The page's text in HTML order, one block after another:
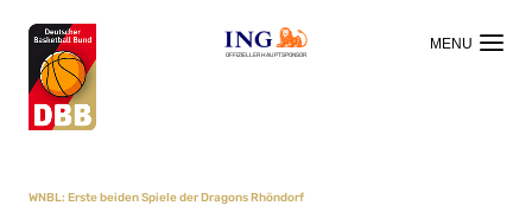
OFFIZIELLER HAUPTSPONSOR
WNBL: Erste beiden Spiele der Dragons Rhöndorf